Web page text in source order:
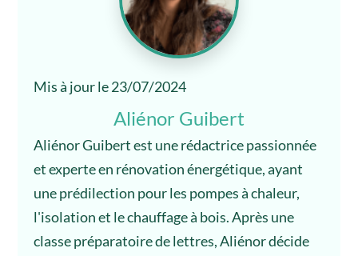
Mis à jour le 23/07/2024
Aliénor Guibert
Aliénor Guibert est une rédactrice passionnée
et experte en rénovation énergétique, ayant
une prédilection pour les pompes à chaleur,
l'isolation et le chauffage à bois. Après une
classe préparatoire de lettres, Aliénor décide